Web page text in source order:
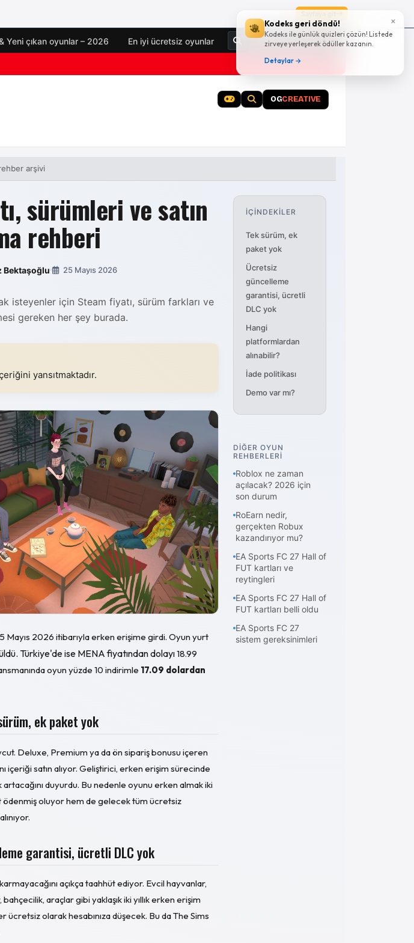
×
Kodeks geri döndü!
Kodeks ile günlük quizleri çözün! Listede
zirveye yerleşerek ödüller kazanın.
Detaylar →
Yeni çıkan oyunlar – 2026 En iyi ücretsiz oyunlar Giriş Yap
OGCREATIVE
FC 27 geliyor! İşte tüm detaylar
sürümleri ve satın
rehberi
Bektaşoğlu 25 Mayıs 2026
isteyenler için Steam fiyatı, sürüm farkları ve
gereken her şey burada.
yansıtmaktadır.
Mayıs 2026 itibarıyla erken erişime girdi. Oyun yurt
Türkiye'de ise MENA fiyatından dolayı18.99
oyun yüzde 10 indirimle 17.09 dolardan
ek paket yok
Deluxe, Premium ya da ön sipariş bonusu içeren
içeriği satın alıyor. Geliştirici, erken erişim sürecinde
duyurdu. Bu nedenle oyunu erken almak iki
ödenmiş oluyor hem de gelecek tüm ücretsiz
garantisi, ücretli DLC yok
açıkça taahhüt ediyor. Evcil hayvanlar,
araçlar gibi yaklaşık iki yıllık erken erişim
olarak hesabınıza düşecek. Bu da The Sims
İÇİNDEKİLER
Tek sürüm, ek
paket yok
Ücretsiz
güncelleme
garantisi, ücretli
DLC yok
Hangi
platformlardan
alınabilir?
İade politikası
Demo var mı?
DİĞER OYUN
REHBERLERİ
Roblox ne zaman
açılacak? 2026 için
son durum
RoEarn nedir,
gerçekten Robux
kazandırıyor mu?
EA Sports FC 27 Hall of
FUT kartları ve
reytingleri
EA Sports FC 27 Hall of
FUT kartları belli oldu
EA Sports FC 27
sistem gereksinimleri